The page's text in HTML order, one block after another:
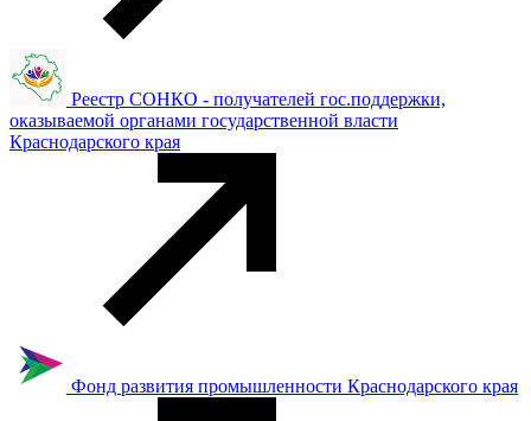
Реестр СОНКО - получателей гос.поддержки,
оказываемой органами государственной власти
Краснодарского края
Фонд развития промышленности Краснодарского края